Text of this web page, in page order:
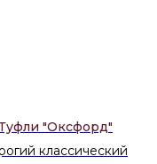
"Оксфорд"
классический